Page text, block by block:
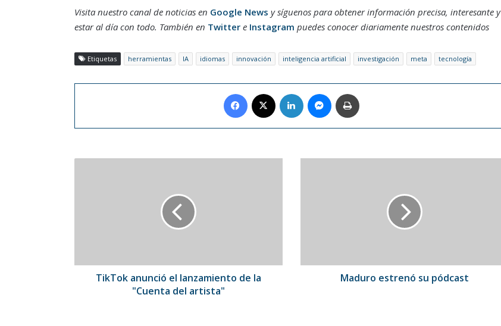
Visita nuestro canal de noticias en Google News y síguenos para obtener información precisa, interesante y
estar al día con todo. También en Twittere Instagram puedes conocer diariamente nuestros contenidos
Etiquetas herramientas IA idiomas innovación inteligencia artificial investigación meta tecnología
Facebook LinkedIn Messenger
artista"
TikTok anunció el lanzamiento de la
"Cuenta del artista"
Maduro estrenó su pódcast